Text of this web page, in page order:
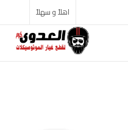
اهلاً و سهلاً